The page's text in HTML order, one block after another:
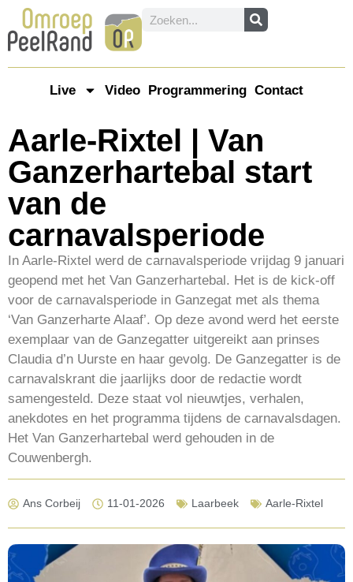
Live Video Programmering Contact
Aarle-Rixtel | Van
Ganzerhartebal start
van de
carnavalsperiode
In Aarle-Rixtel werd de carnavalsperiode vrijdag 9 januari
geopend met het Van Ganzerhartebal. Het is de kick-off
voor de carnavalsperiode in Ganzegat met als thema
‘Van Ganzerharte Alaaf’. Op deze avond werd het eerste
exemplaar van de Ganzegatter uitgereikt aan prinses
Claudia d’n Uurste en haar gevolg. De Ganzegatter is de
carnavalskrant die jaarlijks door de redactie wordt
samengesteld. Deze staat vol nieuwtjes, verhalen,
anekdotes en het programma tijdens de carnavalsdagen.
Het Van Ganzerhartebal werd gehouden in de
Couwenbergh.
Ans Corbeij 11-01-2026 Laarbeek Aarle-Rixtel